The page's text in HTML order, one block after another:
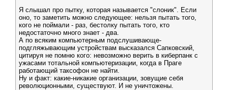
Я слышал про пытку, которая называется "слоник". Если
оно, то заметить можно следующее: нельзя пытать того,
кого не поймали - раз, бестолку пытать того, кто
недостаточно много знает - два.
А по всяким компьютерным подслушивающе-
подгляжывающим устройствам высказался Сапковский,
цитируя не помню кого: невозможно верить в киберпанк с
ужасами тотальной компьютеризации, когда в Праге
работающий таксофон не найти.
Ну и факт: какие-никакие организации, зовущие себя
революционными, существуют. И не уничтожены.